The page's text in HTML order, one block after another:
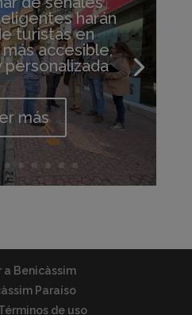
harán
turistas en
accesible,
personalizada
más
a Benicàssim
Paraíso
de uso